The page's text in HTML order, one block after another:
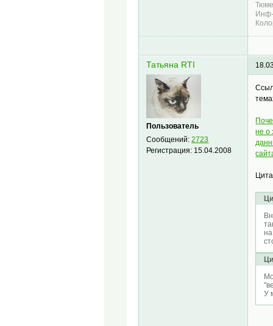
Татьяна RTI
Пользователь
Сообщений:2723
Регистрация: 15.04.2008
не о
У